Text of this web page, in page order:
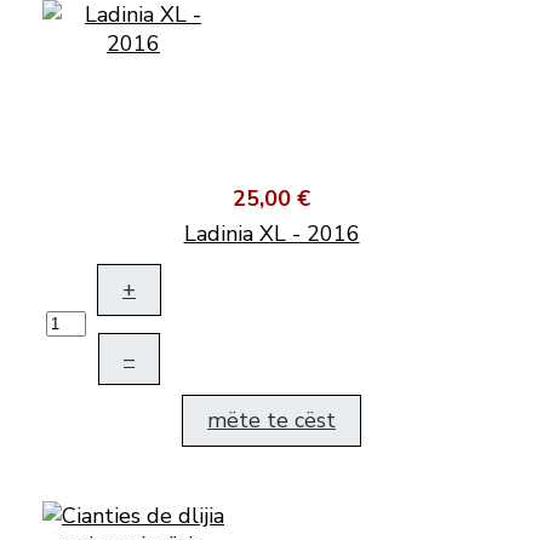
25,00 €
Ladinia XL - 2016
+
–
mëte te cëst